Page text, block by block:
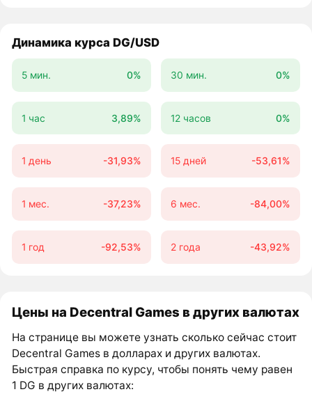
Динамика курса DG/USD
5 мин. 0% 30 мин. 0%
1 час 3,89% 12 часов 0%
1 день -31,93% 15 дней -53,61%
1 мес. -37,23% 6 мес. -84,00%
1 год -92,53% 2 года -43,92%
Цены на Decentral Games в других валютах
На странице вы можете узнать сколько сейчас стоит
Decentral Games в долларах и других валютах.
Быстрая справка по курсу, чтобы понять чему равен
1 DG в других валютах: